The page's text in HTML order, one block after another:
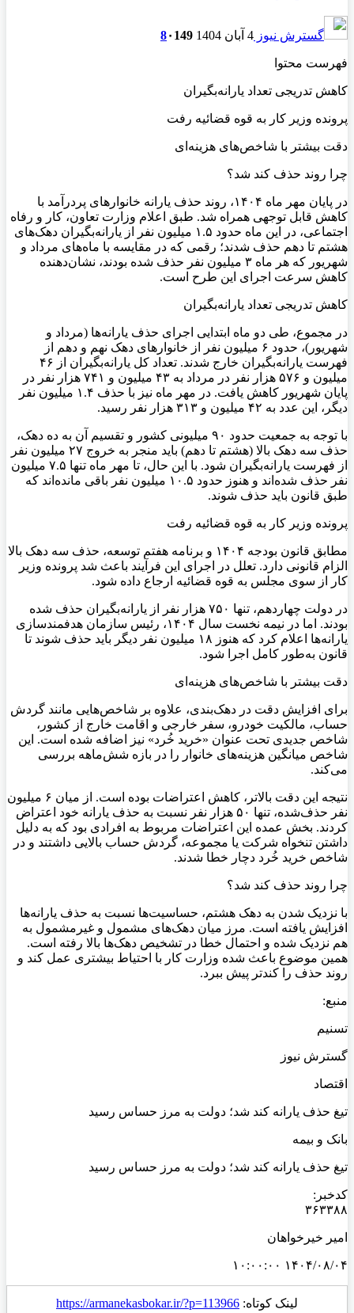
گسترش نیوز 4 آبان 1404 8۰ 149
فهرست محتوا
کاهش تدریجی تعداد یارانه‌بگیران
پرونده وزیر کار به قوه قضائیه رفت
دقت بیشتر با شاخص‌های هزینه‌ای
چرا روند حذف کند شد؟
در پایان مهر ماه ۱۴۰۴، روند حذف یارانه خانوارهای پردرآمد با
کاهش قابل توجهی همراه شد. طبق اعلام وزارت تعاون، کار و رفاه
اجتماعی، در این ماه حدود ۱.۵ میلیون نفر از یارانه‌بگیران دهک‌های
هشتم تا دهم حذف شدند؛ رقمی که در مقایسه با ماه‌های مرداد و
شهریور که هر ماه ۳ میلیون نفر حذف شده بودند، نشان‌دهنده
کاهش سرعت اجرای این طرح است.
کاهش تدریجی تعداد یارانه‌بگیران
در مجموع، طی دو ماه ابتدایی اجرای حذف یارانه‌ها (مرداد و
شهریور)، حدود ۶ میلیون نفر از خانوارهای دهک نهم و دهم از
فهرست یارانه‌بگیران خارج شدند. تعداد کل یارانه‌بگیران از ۴۶
میلیون و ۵۷۶ هزار نفر در مرداد به ۴۳ میلیون و ۷۴۱ هزار نفر در
پایان شهریور کاهش یافت. در مهر ماه نیز با حذف ۱.۴ میلیون نفر
دیگر، این عدد به ۴۲ میلیون و ۳۱۳ هزار نفر رسید.
با توجه به جمعیت حدود ۹۰ میلیونی کشور و تقسیم آن به ده دهک،
حذف سه دهک بالا (هشتم تا دهم) باید منجر به خروج ۲۷ میلیون نفر
از فهرست یارانه‌بگیران شود. با این حال، تا مهر ماه تنها ۷.۵ میلیون
نفر حذف شده‌اند و هنوز حدود ۱۰.۵ میلیون نفر باقی مانده‌اند که
طبق قانون باید حذف شوند.
پرونده وزیر کار به قوه قضائیه رفت
مطابق قانون بودجه ۱۴۰۴ و برنامه هفتم توسعه، حذف سه دهک بالا
الزام قانونی دارد. تعلل در اجرای این فرآیند باعث شد پرونده وزیر
کار از سوی مجلس به قوه قضائیه ارجاع داده شود.
در دولت چهاردهم، تنها ۷۵۰ هزار نفر از یارانه‌بگیران حذف شده
بودند. اما در نیمه نخست سال ۱۴۰۴، رئیس سازمان هدفمندسازی
یارانه‌ها اعلام کرد که هنوز ۱۸ میلیون نفر دیگر باید حذف شوند تا
قانون به‌طور کامل اجرا شود.
دقت بیشتر با شاخص‌های هزینه‌ای
برای افزایش دقت در دهک‌بندی، علاوه بر شاخص‌هایی مانند گردش
حساب، مالکیت خودرو، سفر خارجی و اقامت خارج از کشور،
شاخص جدیدی تحت عنوان «خرید خُرد» نیز اضافه شده است. این
شاخص میانگین هزینه‌های خانوار را در بازه شش‌ماهه بررسی
می‌کند.
نتیجه این دقت بالاتر، کاهش اعتراضات بوده است. از میان ۶ میلیون
نفر حذف‌شده، تنها ۵۰ هزار نفر نسبت به حذف یارانه خود اعتراض
کردند. بخش عمده این اعتراضات مربوط به افرادی بود که به دلیل
داشتن تنخواه شرکت یا مجموعه، گردش حساب بالایی داشتند و در
شاخص خرید خُرد دچار خطا شدند.
چرا روند حذف کند شد؟
با نزدیک شدن به دهک هشتم، حساسیت‌ها نسبت به حذف یارانه‌ها
افزایش یافته است. مرز میان دهک‌های مشمول و غیرمشمول به
هم نزدیک شده و احتمال خطا در تشخیص دهک‌ها بالا رفته است.
همین موضوع باعث شده وزارت کار با احتیاط بیشتری عمل کند و
روند حذف را کندتر پیش ببرد.
منبع:
تسنیم
گسترش نیوز
اقتصاد
تیغ حذف یارانه کند شد؛ دولت به مرز حساس رسید
بانک و بیمه
تیغ حذف یارانه کند شد؛ دولت به مرز حساس رسید
کدخبر:
۳۶۳۳۸۸
امیر خیرخواهان
۱۴۰۴/۰۸/۰۴ ۱۰:۰۰:۰۰
لینک کوتاه: https://armanekasbokar.ir/?p=113966